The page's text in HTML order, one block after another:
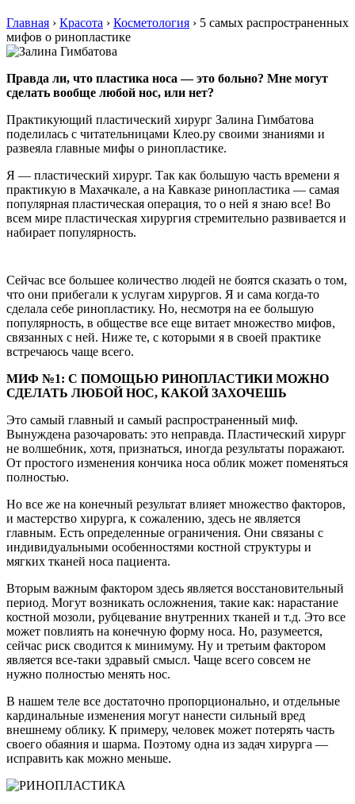
Главная › Красота › Косметология › 5 самых распространенных
мифов о ринопластике
Правда ли, что пластика носа — это больно? Мне могут
сделать вообще любой нос, или нет?
Практикующий пластический хирург Залина Гимбатова
поделилась с читательницами Клео.ру своими знаниями и
развеяла главные мифы о ринопластике.
Я — пластический хирург. Так как большую часть времени я
практикую в Махачкале, а на Кавказе ринопластика — самая
популярная пластическая операция, то о ней я знаю все! Во
всем мире пластическая хирургия стремительно развивается и
набирает популярность.
Сейчас все большее количество людей не боятся сказать о том,
что они прибегали к услугам хирургов. Я и сама когда-то
сделала себе ринопластику. Но, несмотря на ее большую
популярность, в обществе все еще витает множество мифов,
связанных с ней. Ниже те, с которыми я в своей практике
встречаюсь чаще всего.
МИФ №1: С ПОМОЩЬЮ РИНОПЛАСТИКИ МОЖНО
СДЕЛАТЬ ЛЮБОЙ НОС, КАКОЙ ЗАХОЧЕШЬ
Это самый главный и самый распространенный миф.
Вынуждена разочаровать: это неправда. Пластический хирург
не волшебник, хотя, признаться, иногда результаты поражают.
От простого изменения кончика носа облик может поменяться
полностью.
Но все же на конечный результат влияет множество факторов,
и мастерство хирурга, к сожалению, здесь не является
главным. Есть определенные ограничения. Они связаны с
индивидуальными особенностями костной структуры и
мягких тканей носа пациента.
Вторым важным фактором здесь является восстановительный
период. Могут возникать осложнения, такие как: нарастание
костной мозоли, рубцевание внутренних тканей и т.д. Это все
может повлиять на конечную форму носа. Но, разумеется,
сейчас риск сводится к минимуму. Ну и третьим фактором
является все-таки здравый смысл. Чаще всего совсем не
нужно полностью менять нос.
В нашем теле все достаточно пропорционально, и отдельные
кардинальные изменения могут нанести сильный вред
внешнему облику. К примеру, человек может потерять часть
своего обаяния и шарма. Поэтому одна из задач хирурга —
исправить как можно меньше.